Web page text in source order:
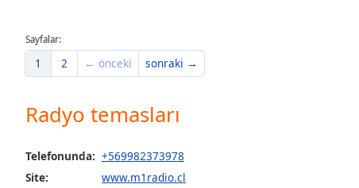
window.
Sayfalar:
1 2 ← önceki sonraki →
Radyo temasları
Telefonunda: +569982373978
Site:
www.m1radio.cl